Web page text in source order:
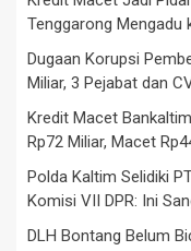
Tenggarong Mengadu
Dugaan Korupsi
Miliar, 3 Pejabat dan
Kredit Macet
Rp72 Miliar, Macet
Polda Kaltim Selidiki
Komisi VII DPR: Ini
DLH Bontang Belum